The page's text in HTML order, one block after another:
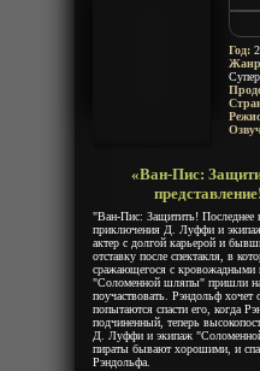
Год:
«Ван-Пис:
"Ван-Пис: Защитить! Последнее
приключения Д. Луффи и
актер с долгой карьерой и
отставку после спектакля, в
сражающегося с
"Соломенной шляпы" пришли на
поучаствовать. Рэндольф хочет
попытаются спасти его, когда
подчиненный, теперь
Д. Луффи и экипаж
пираты бывают хорошими, и
Рэндольфа.